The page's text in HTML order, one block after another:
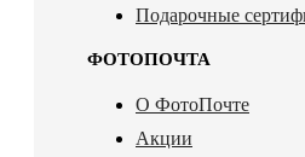
Подарочные
ФОТОПОЧТА
О ФотоПочте
Акции